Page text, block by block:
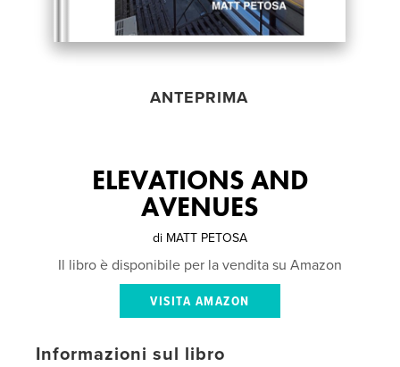
ANTEPRIMA
ELEVATIONS AND
AVENUES
di MATT PETOSA
Il libro è disponibile per la vendita su Amazon
VISITA AMAZON
Informazioni sul libro